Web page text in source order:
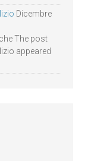
Dicembre
The post
appeared